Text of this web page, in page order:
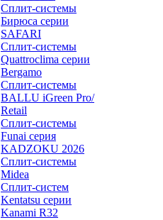
Сплит-системы
Бирюса серии
SAFARI
Сплит-системы
Quattroclima серии
Bergamo
Сплит-системы
BALLU iGreen Pro/
Retail
Сплит-системы
Funai серия
KADZOKU 2026
Сплит-системы
Midea
Сплит-систем
Kentatsu серии
Kanami R32